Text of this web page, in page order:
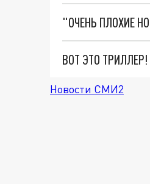
ВОТ ЭТО
Новости СМИ2